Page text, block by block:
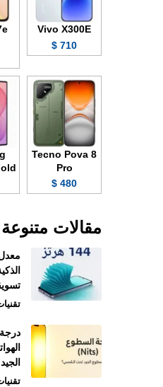
Vivo X300E
710 $
Tecno Pova 8
Pro
480 $
مقالات متنوعة